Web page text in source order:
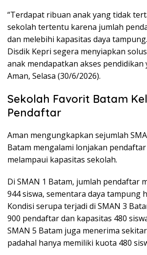
“Terdapat ribuan anak yang tidak
sekolah tertentu karena jumlah
dan melebihi kapasitas daya
Disdik Kepri segera menyiapkan
anak mendapatkan akses pendidikan
Aman, Selasa (30/6/2026).
Sekolah Favorit Batam
Pendaftar
Aman mengungkapkan sejumlah
Batam mengalami lonjakan
melampaui kapasitas sekolah.
Di SMAN 1 Batam, jumlah pendaftar
944 siswa, sementara daya tampung
Kondisi serupa terjadi di SMAN 3
900 pendaftar dan kapasitas 480
SMAN 5 Batam juga menerima
padahal hanya memiliki kuota 480